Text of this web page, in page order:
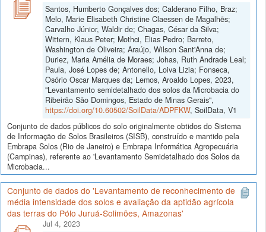
Santos, Humberto Gonçalves dos; Calderano Filho, Braz;
Melo, Marie Elisabeth Christine Claessen de Magalhẽs;
Carvalho Júnior, Waldir de; Chagas, César da Silva;
Wittern, Klaus Peter; Mothci, Elias Pedro; Barreto,
Washington de Oliveira; Araújo, Wilson Sant'Anna de;
Duriez, Maria Amélia de Moraes; Johas, Ruth Andrade Leal;
Paula, José Lopes de; Antonello, Loiva Lizia; Fonseca,
Osório Oscar Marques da; Lemos, Aroaldo Lopes, 2023,
"Levantamento semidetalhado dos solos da Microbacia do
Ribeirão São Domingos, Estado de Minas Gerais",
https://doi.org/10.60502/SoilData/ADPFKW, SoilData, V1
Conjunto de dados públicos do solo originalmente obtidos do Sistema
de Informação de Solos Brasileiros (SISB), construído e mantido pela
Embrapa Solos (Rio de Janeiro) e Embrapa Informática Agropecuária
(Campinas), referente ao 'Levantamento Semidetalhado dos Solos da
Microbacia...
Conjunto de dados do 'Levantamento de reconhecimento de
média intensidade dos solos e avaliação da aptidão agrícola
das terras do Pólo Juruá-Solimões, Amazonas'
Jul 4, 2023